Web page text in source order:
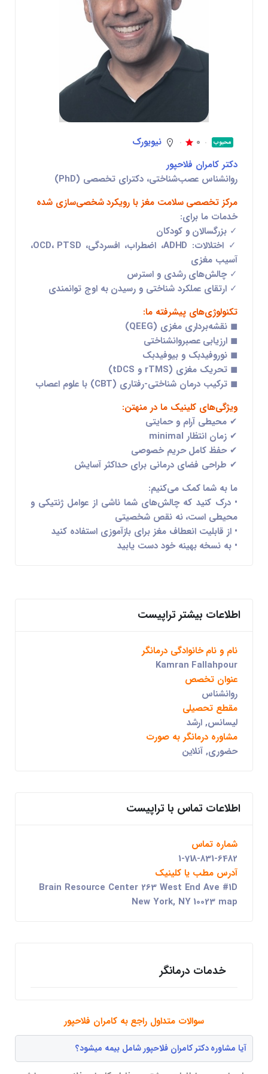
محبوب 0
نیویورک
دکتر کامران فلاحپور
روانشناس عصب‌شناختی، دکترای تخصصی (PhD)
مرکز تخصصی سلامت مغز با رویکرد شخصی‌سازی شده
خدمات ما برای:
✓ بزرگسالان و کودکان
✓ اختلالات: ADHD، اضطراب، افسردگی، OCD، PTSD،
آسیب مغزی
✓ چالش‌های رشدی و استرس
✓ ارتقای عملکرد شناختی و رسیدن به اوج توانمندی
تکنولوژی‌های پیشرفته ما:
◼ نقشه‌برداری مغزی (QEEG)
◼ ارزیابی عصبروانشناختی
◼ نوروفیدبک و بیوفیدبک
◼ تحریک مغزی (rTMS و tDCS)
◼ ترکیب درمان شناختی-رفتاری (CBT) با علوم اعصاب
ویژگی‌های کلینیک ما در منهتن:
✔ محیطی آرام و حمایتی
✔ زمان انتظار minimal
✔ حفظ کامل حریم خصوصی
✔ طراحی فضای درمانی برای حداکثر آسایش
ما به شما کمک می‌کنیم:
• درک کنید که چالش‌های شما ناشی از عوامل ژنتیکی و
محیطی است، نه نقص شخصیتی
• از قابلیت انعطاف مغزبرای بازآموزی استفاده کنید
• به نسخه بهینه خود دست یابید
اطلاعات بیشتر تراپیست
نام و نام خانوادگی درمانگر
Kamran Fallahpour
عنوان تخصص
روانشناس
مقطع تحصیلی
لیسانس, ارشد
مشاوره درمانگر به صورت
حضوری, آنلاین
اطلاعات تماس با تراپیست
شماره تماس
1-718-831-6482
آدرس مطب یا کلینیک
Brain Resource Center 263 West End Ave #1D
New York, NY 10023 map
خدمات درمانگر
سوالات متداول راجع به کامران فلاحپور
آیا مشاوره دکتر کامران فلاحپور شامل بیمه میشود؟